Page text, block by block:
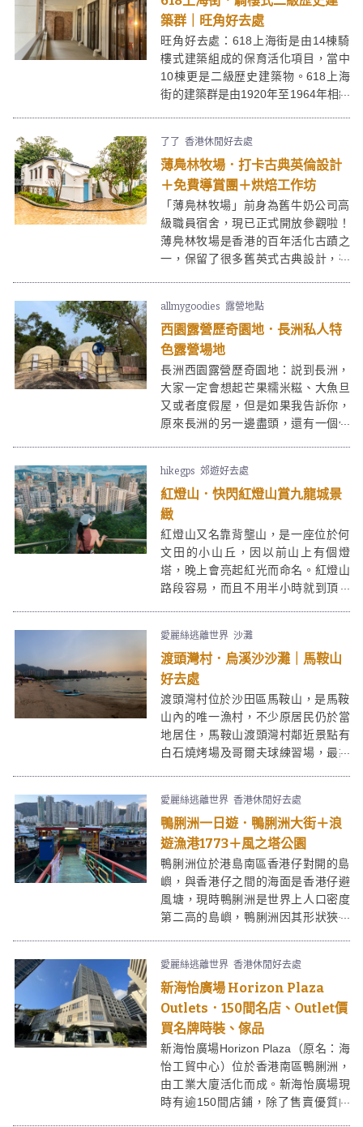
築群｜旺角好去處
旺角好去處：618上海街是由14棟騎
樓式建築組成的保育活化項目，當中
10棟更是二級歴史建築物。618上海
街的建築群是由1920年至1964年相繼
回戰前的歷史痕跡。
了了 香港休閒好去處
薄鳧林牧場．打卡古典英倫設計
＋免費導賞團＋烘焙工作坊
「薄鳧林牧場」前身為舊牛奶公司高
級職員宿舍，現已正式開放參觀啦！
薄鳧林牧場是香港的百年活化古蹟之
一，保留了很多舊英式古典設計，有
團、烘焙工作坊等，讓大家可以了解
牧場歷史和運作！
allmygoodies 露營地點
西園露營歷奇園地．長洲私人特
色露營場地
長洲西園露營歷奇園地：説到長洲，
大家一定會想起芒果糯米糍、大魚旦
又或者度假屋，但是如果我告訴你，
原來長洲的另一邊盡頭，還有一個像
設有38個不同款式的特色營帳，全部
配置冷暖空調，不同季節來訪都有最
佳的露營體驗。特色營帳包括：星海
之森、印第安營、南非營、圓拱屋及
蒙古包。
hikegps 郊遊好去處
紅燈山．快閃紅燈山賞九龍城景
緻
紅燈山又名靠背壟山，是一座位於何
文田的小山丘，因以前山上有個燈
塔，晚上會亮起紅光而命名。紅燈山
路段容易，而且不用半小時就到頂，
愛麗絲逃離世界 沙灘
渡頭灣村．烏溪沙沙灘｜馬鞍山
好去處
渡頭灣村位於沙田區馬鞍山，是馬鞍
山內的唯一漁村，不少原居民仍於當
地居住，馬鞍山渡頭灣村鄰近景點有
白石燒烤場及哥爾夫球練習場，最靠
售買飲品予前來遊玩的遊人。
愛麗絲逃離世界 香港休閒好去處
鴨脷洲一日遊．鴨脷洲大街＋浪
遊漁港1773＋風之塔公園
鴨脷洲位於港島南區香港仔對開的島
嶼，與香港仔之間的海面是香港仔避
風塘，現時鴨脷洲是世界上人口密度
第二高的島嶼，鴨脷洲因其形狀狹長
南部及中部是山丘，整個島嶼主要是
以住宅為主，集中在島嶼西部、北
部，西南面則有一個規模很小的利南
道工業區。
愛麗絲逃離世界 香港休閒好去處
新海怡廣場 Horizon Plaza
Outlets．150間名店、Outlet價
買名牌時裝、傢品
新海怡廣場Horizon Plaza（原名：海
怡工貿中心）位於香港南區鴨脷洲，
由工業大廈活化而成。新海怡廣場現
時有逾150間店鋪，除了售賣優質的